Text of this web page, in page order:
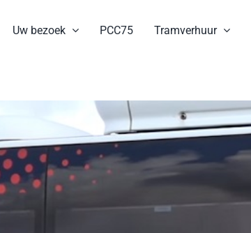
Uw bezoek PCC75 Tramverhuur